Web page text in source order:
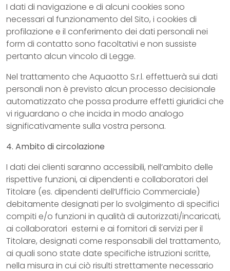
I dati di navigazione e di alcuni cookies sono
necessari al funzionamento del Sito, i cookies di
profilazione e il conferimento dei dati personali nei
form di contatto sono facoltativi e non sussiste
pertanto alcun vincolo di Legge.
Nel trattamento che Aquaotto S.r.l. effettuerà sui dati
personali non è previsto alcun processo decisionale
automatizzato che possa produrre effetti giuridici che
vi riguardano o che incida in modo analogo
significativamente sulla vostra persona.
4. Ambito di circolazione
I dati dei clienti saranno accessibili, nell’ambito delle
rispettive funzioni, ai dipendenti e collaboratori del
Titolare (es. dipendenti dell’Ufficio Commerciale)
debitamente designati per lo svolgimento di specifici
compiti e/o funzioni in qualità di autorizzati/incaricati,
ai collaboratori esterni e ai fornitori di servizi per il
Titolare, designati come responsabili del trattamento,
ai quali sono state date specifiche istruzioni scritte,
nella misura in cui ciò risulti strettamente necessario